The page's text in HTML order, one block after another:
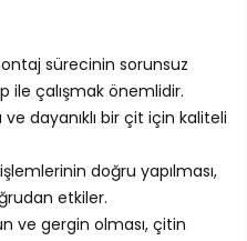
sürecinin sorunsuz
ile çalışmak önemlidir.
dayanıklı bir çit için kaliteli
doğru yapılması,
etkiler.
ve gergin olması, çitin